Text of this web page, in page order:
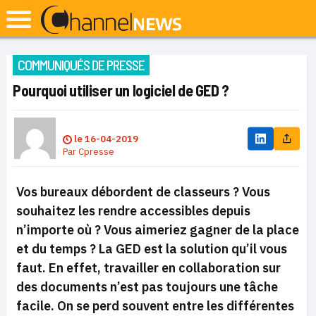
COMMUNIQUÉS DE PRESSE
Pourquoi utiliser un logiciel de GED ?
le16-04-2019
ParCpresse
Vos bureaux débordent de classeurs ? Vous
souhaitez les rendre accessibles depuis
n’importe où ? Vous aimeriez gagner de la place
et du temps ? La GED est la solution qu’il vous
faut. En effet, travailler en collaboration sur
des documents n’est pas toujours une tâche
facile. On se perd souvent entre les différentes